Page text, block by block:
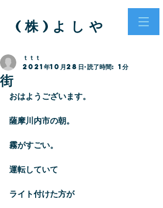
( 株 ) よ し や
街
ｔｔｔ
2021年10月28日 読了時間: 1分
おはようございます。
薩摩川内市の朝。
霧がすごい。
運転していて
ライト付けた方が